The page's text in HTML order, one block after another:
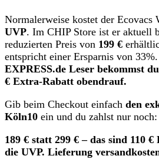
Normalerweise kostet der
UVP. Im CHIP Store ist er aktuell
reduzierten Preis von 199 €
entspricht einer Ersparnis von 33%.
EXPRESS.de Leser bekommst
€ Extra-Rabatt obendrauf.
Gib beim Checkout einfach den
Köln10 ein und du zahlst nur noch:
189 € statt 299 € – das sind 110
die UVP. Lieferung